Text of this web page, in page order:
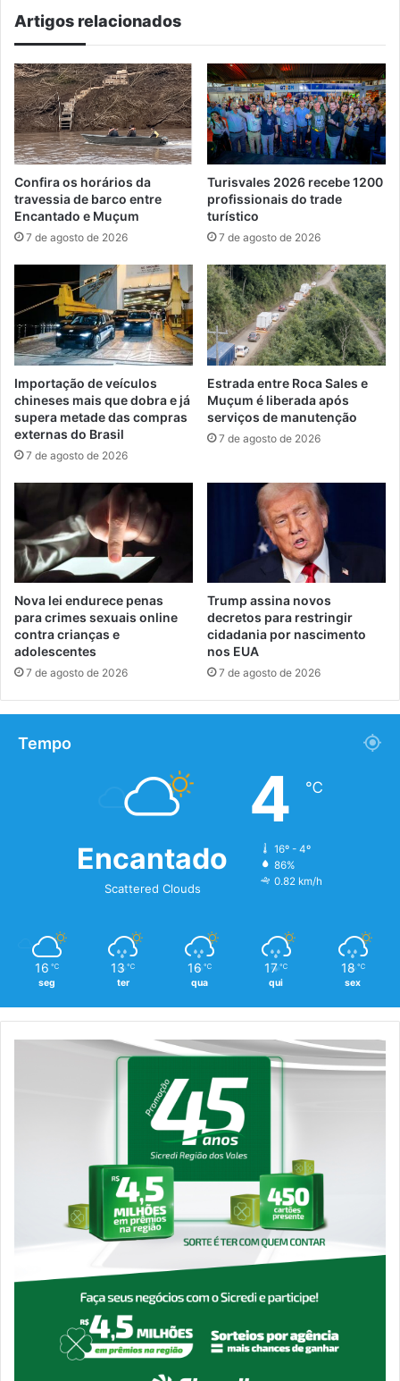
educação
Artigos relacionados
Confira os horários da
travessia de barco entre
Encantado e Muçum
7 de agosto de 2026
Turisvales 2026 recebe 1200
profissionais do trade
turístico
7 de agosto de 2026
Importação de veículos
chineses mais que dobra e já
supera metade das compras
externas do Brasil
7 de agosto de 2026
Estrada entre Roca Sales e
Muçum é liberada após
serviços de manutenção
7 de agosto de 2026
Nova lei endurece penas
para crimes sexuais online
contra crianças e
adolescentes
7 de agosto de 2026
Trump assina novos
decretos para restringir
cidadania por nascimento
nos EUA
7 de agosto de 2026
Tempo
Encantado
Scattered Clouds
4 ℃
16º - 4º
86%
0.82 km/h
16 ℃
seg
13 ℃
ter
16 ℃
qua
17 ℃
qui
18 ℃
sex